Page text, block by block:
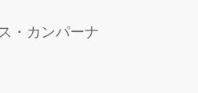
・カンパーナ